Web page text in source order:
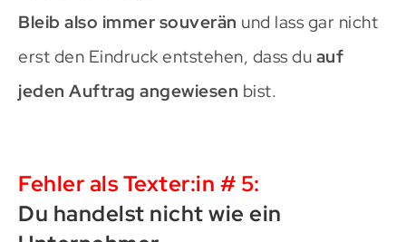
Bleib also immer souverän und lass gar nicht
erst den Eindruck entstehen, dass du auf
jeden Auftrag angewiesen bist.
Fehler als Texter:in # 5:
Du handelst nicht wie ein